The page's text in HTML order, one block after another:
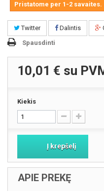
Pristatome per 1-2 savaites.
Twitter Dalintis
Spausdinti
10,01 € su
Kiekis
Į krepšelį
APIE PREKĘ